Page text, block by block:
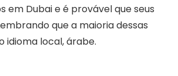
Dubai e é provável que seus
que a maioria dessas
idioma local, árabe.